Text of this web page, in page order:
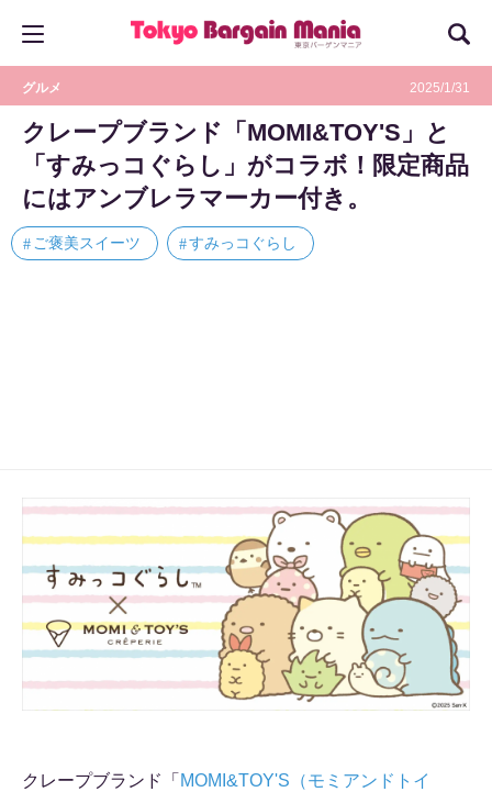
グルメ 2025/1/31
クレープブランド「MOMI&TOY'S」と
「すみっコぐらし」がコラボ！限定商品
にはアンブレラマーカー付き。
ご褒美スイーツ すみっコぐらし
クレープブランド「 MOMI&TOY'S（モミアンドトイ